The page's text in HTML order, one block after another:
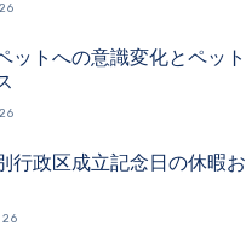
ットへの意識変化とペット
行政区成立記念日の休暇お